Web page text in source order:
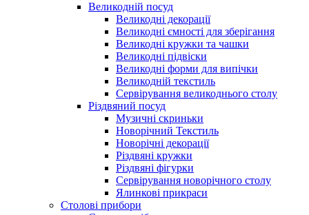
Великодній посуд
Великодні декорації
Великодні ємності для зберігання
Великодні кружки та чашки
Великодні підвіски
Великодні форми для випічки
Великодній текстиль
Сервірування великоднього столу
Різдвяний посуд
Музичні скриньки
Новорічний Текстиль
Новорічні декорації
Різдвяні кружки
Різдвяні фігурки
Сервірування новорічного столу
Ялинкові прикраси
Столові прибори